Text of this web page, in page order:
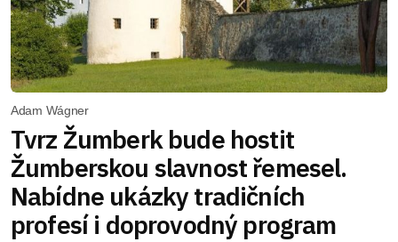
Adam Wágner
Tvrz Žumberk bude hostit
Žumberskou slavnost řemesel.
Nabídne ukázky tradičních
profesí i doprovodný program